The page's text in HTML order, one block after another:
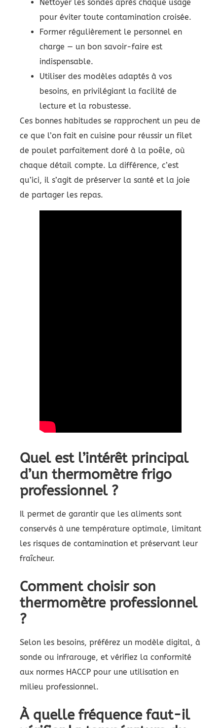
Nettoyer les sondes après chaque usage
pour éviter toute contamination croisée.
Former régulièrement le personnel en
charge — un bon savoir-faire est
indispensable.
Utiliser des modèles adaptés à vos
besoins, en privilégiant la facilité de
lecture et la robustesse.
Ces bonnes habitudes se rapprochent un peu de
ce que l’on fait en cuisine pour réussir un filet
de poulet parfaitement doré à la poêle, où
chaque détail compte. La différence, c’est
qu’ici, il s’agit de préserver la santé et la joie
de partager les repas.
Quel est l’intérêt principal
d’un thermomètre frigo
professionnel ?
Il permet de garantir que les aliments sont
conservés à une température optimale, limitant
les risques de contamination et préservant leur
fraîcheur.
Comment choisir son
thermomètre professionnel
?
Selon les besoins, préférez un modèle digital, à
sonde ou infrarouge, et vérifiez la conformité
aux normes HACCP pour une utilisation en
milieu professionnel.
À quelle fréquence faut-il